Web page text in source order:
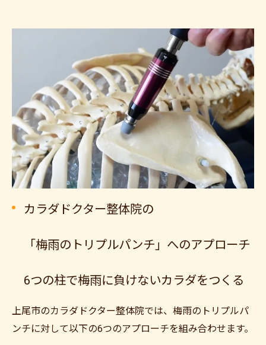
カラダドクター整体院の
「梅雨のトリプルパンチ」へのアプローチ
6つの柱で梅雨に負けないカラダをつくる
上尾市のカラダドクター整体院では、梅雨のトリプルパ
ンチに対して以下の6つのアプローチを組み合わせます。